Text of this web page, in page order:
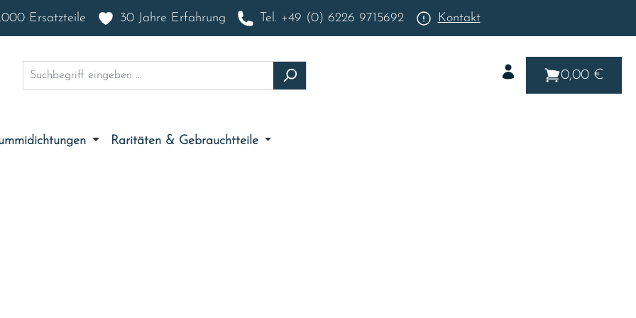
Ersatzteile 30 Jahre Erfahrung Tel. +49 (0) 6226 9715692 Kontakt
0,00 €
Raritäten & Gebrauchtteile